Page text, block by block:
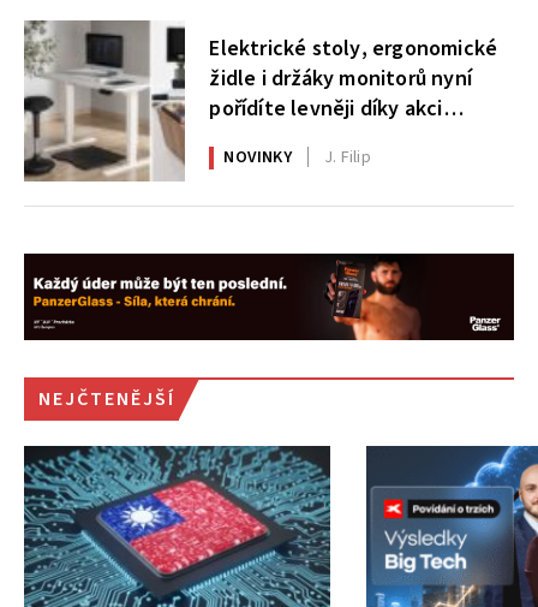
Elektrické stoly, ergonomické
židle i držáky monitorů nyní
pořídíte levněji díky akci
AlzaErgo
NOVINKY J. Filip
NEJČTENĚJŠÍ